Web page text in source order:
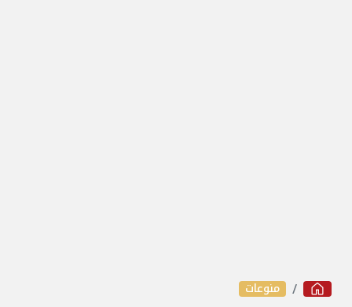
منوعات